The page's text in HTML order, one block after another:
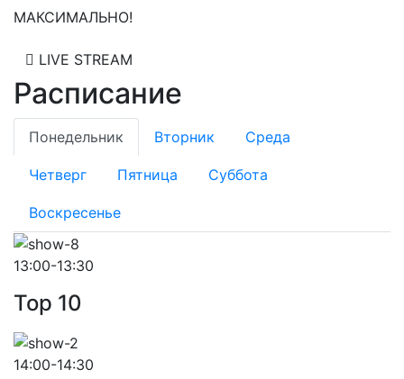
МАКСИМАЛЬНО!
LIVE STREAM
Расписание
Понедельник Вторник Среда
Четверг Пятница Суббота
Воскресенье
13:00-13:30
Top 10
14:00-14:30